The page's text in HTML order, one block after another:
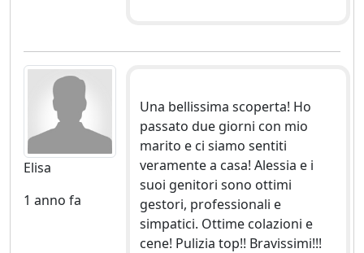
Elisa
1 anno fa
Una bellissima scoperta! Ho
passato due giorni con mio
marito e ci siamo sentiti
veramente a casa! Alessia e i
suoi genitori sono ottimi
gestori, professionali e
simpatici. Ottime colazioni e
cene! Pulizia top!! Bravissimi!!!